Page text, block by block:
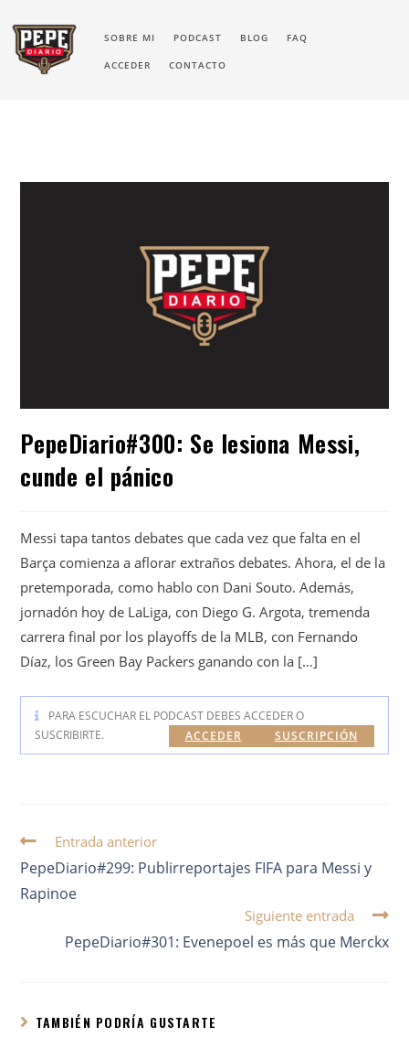
SOBRE MI PODCAST BLOG FAQ
ACCEDER CONTACTO
PepeDiario#300: Se lesiona Messi,
cunde el pánico
Messi tapa tantos debates que cada vez que falta en el
Barça comienza a aflorar extraños debates. Ahora, el de la
pretemporada, como hablo con Dani Souto. Además,
jornadón hoy de LaLiga, con Diego G. Argota, tremenda
carrera final por los playoffs de la MLB, con Fernando
Díaz, los Green Bay Packers ganando con la […]
PARA ESCUCHAR EL PODCAST DEBES ACCEDER O
SUSCRIBIRTE.
SUSCRIPCIÓN
ACCEDER
Entrada anterior
PepeDiario#299: Publirreportajes FIFA para Messi y
Rapinoe
Siguiente entrada
PepeDiario#301: Evenepoel es más que Merckx
TAMBIÉN PODRÍA GUSTARTE